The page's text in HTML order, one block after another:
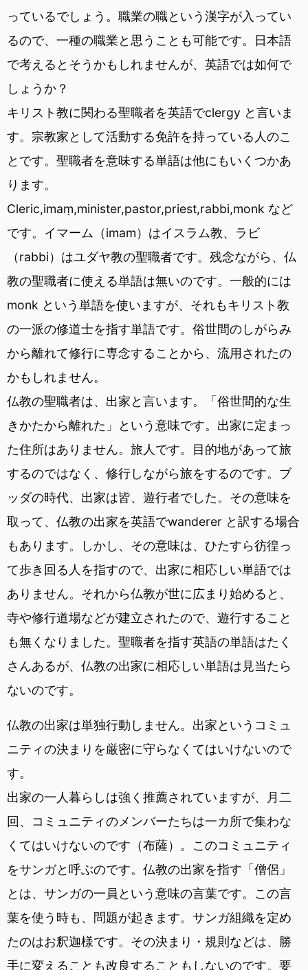
っているでしょう。職業の職という漢字が入ってい
るので、一種の職業と思うことも可能です。日本語
で考えるとそうかもしれませんが、英語では如何で
しょうか？
キリスト教に関わる聖職者を英語でclergy と言いま
す。宗教家として活動する免許を持っている人のこ
とです。聖職者を意味する単語は他にもいくつかあ
ります。
Cleric,imaṃ,minister,pastor,priest,rabbi,monk など
です。イマーム（imam）はイスラム教、ラビ
（rabbi）はユダヤ教の聖職者です。残念ながら、仏
教の聖職者に使える単語は無いのです。一般的には
monk という単語を使いますが、それもキリスト教
の一派の修道士を指す単語です。俗世間のしがらみ
から離れて修行に専念することから、流用されたの
かもしれません。
仏教の聖職者は、出家と言います。「俗世間的な生
きかたから離れた」という意味です。出家に定まっ
た住所はありません。旅人です。目的地があって旅
するのではなく、修行しながら旅をするのです。ブ
ッダの時代、出家は皆、遊行者でした。その意味を
取って、仏教の出家を英語でwanderer と訳する場合
もあります。しかし、その意味は、ひたすら彷徨っ
て歩き回る人を指すので、出家に相応しい単語では
ありません。それから仏教が世に広まり始めると、
寺や修行道場などが建立されたので、遊行すること
も無くなりました。聖職者を指す英語の単語はたく
さんあるが、仏教の出家に相応しい単語は見当たら
ないのです。
仏教の出家は単独行動しません。出家というコミュ
ニティの決まりを厳密に守らなくてはいけないので
す。
出家の一人暮らしは強く推薦されていますが、月二
回、コミュニティのメンバーたちは一カ所で集わな
くてはいけないのです（布薩）。このコミュニティ
をサンガと呼ぶのです。仏教の出家を指す「僧侶」
とは、サンガの一員という意味の言葉です。この言
葉を使う時も、問題が起きます。サンガ組織を定め
たのはお釈迦様です。その決まり・規則などは、勝
手に変えることも改良することもしないのです。要